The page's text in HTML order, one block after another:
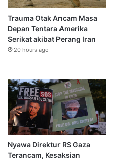
Trauma Otak Ancam Masa
Depan Tentara Amerika
Serikat akibat Perang Iran
20 hours ago
Nyawa Direktur RS Gaza
Terancam, Kesaksian